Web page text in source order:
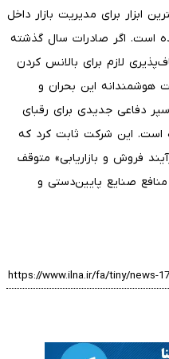
ابزار برای مدیریت بازار داخل
است. اگر صادرات سال گذشته
لازم برای بالانس کردن
هوشمندانه این بحران و
سپر دفاعی جدیدی برای رقبای
است. این شرکت ثابت کرد که
فروش و بازاریابی» متوقف
صنایع پایین‌دستی و